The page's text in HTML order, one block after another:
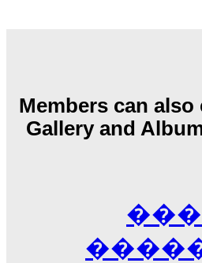
Echo, ����
������ �� �����..
15:33
���������
����� ���������
������! ���
�������
Members can
Gallery and